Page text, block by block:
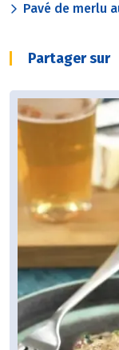
Pavé de merlu
Partager sur